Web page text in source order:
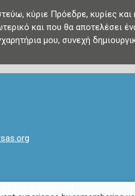
κύριε Πρόεδρε, κυρίες και
και που θα αποτελέσει
μου, συνεχή